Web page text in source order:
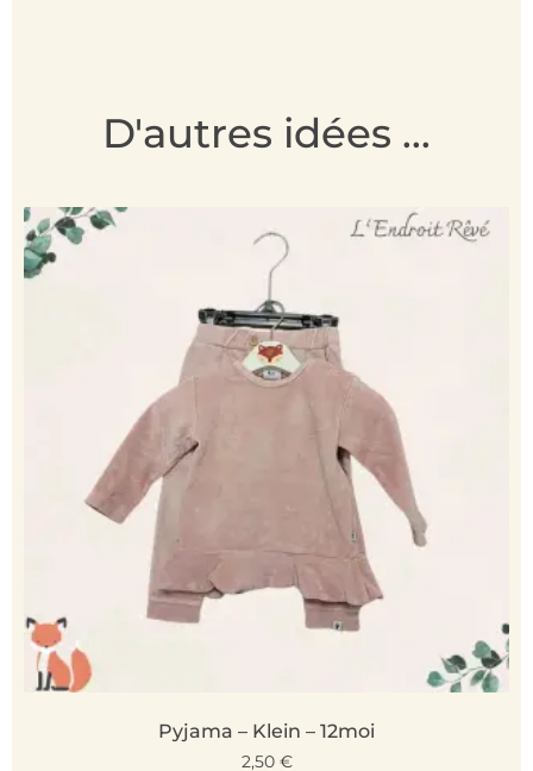
D'autres idées ...
Pyjama – Klein – 12moi
2,50 €